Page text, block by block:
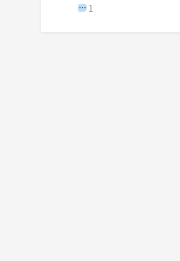
1